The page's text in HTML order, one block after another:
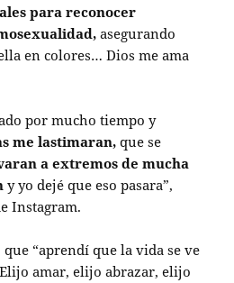
para reconocer
asegurando
en colores… Dios me ama
por mucho tiempo y
me lastimaran, que se
a extremos de mucha
y yo dejé que eso pasara”,
Instagram.
“aprendí que la vida se ve
amar, elijo abrazar, elijo